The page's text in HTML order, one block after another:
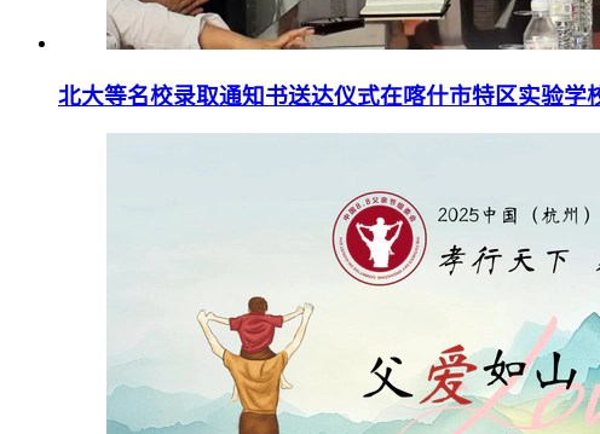
北大等名校录取通知书送达仪式在喀什市特区实验学